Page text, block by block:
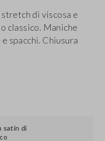
di viscosa e
classico. Maniche
spacchi. Chiusura